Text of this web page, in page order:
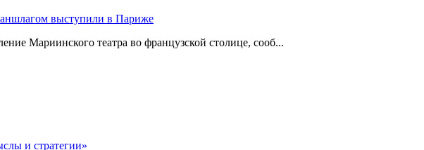
выступили в Париже
Мариинского театра во французской столице, сооб...
и стратегии»